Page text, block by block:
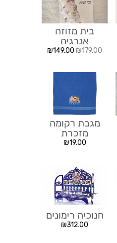
בית מזוזה
אנרגיה
להרמוניה
₪179.00
₪149.00
מגבת רקומה
מזכרת
₪19.00
חנוכיה רימונים
₪312.00